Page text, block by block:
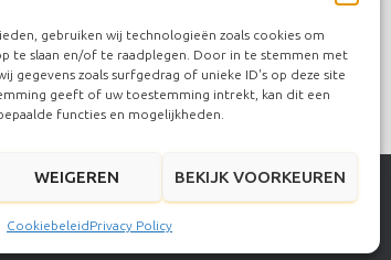
gebruiken wij technologieën zoals cookies om
te slaan en/of te raadplegen. Door in te stemmen met
gegevens zoals surfgedrag of unieke ID's op deze site
geeft of uw toestemming intrekt, kan dit een
functies en mogelijkheden.
WEIGEREN BEKIJK VOORKEUREN
CookiebeleidPrivacy Policy